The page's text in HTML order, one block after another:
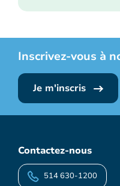
Inscrivez-vous à
Je m'inscris
Contactez-nous
514 630-1200